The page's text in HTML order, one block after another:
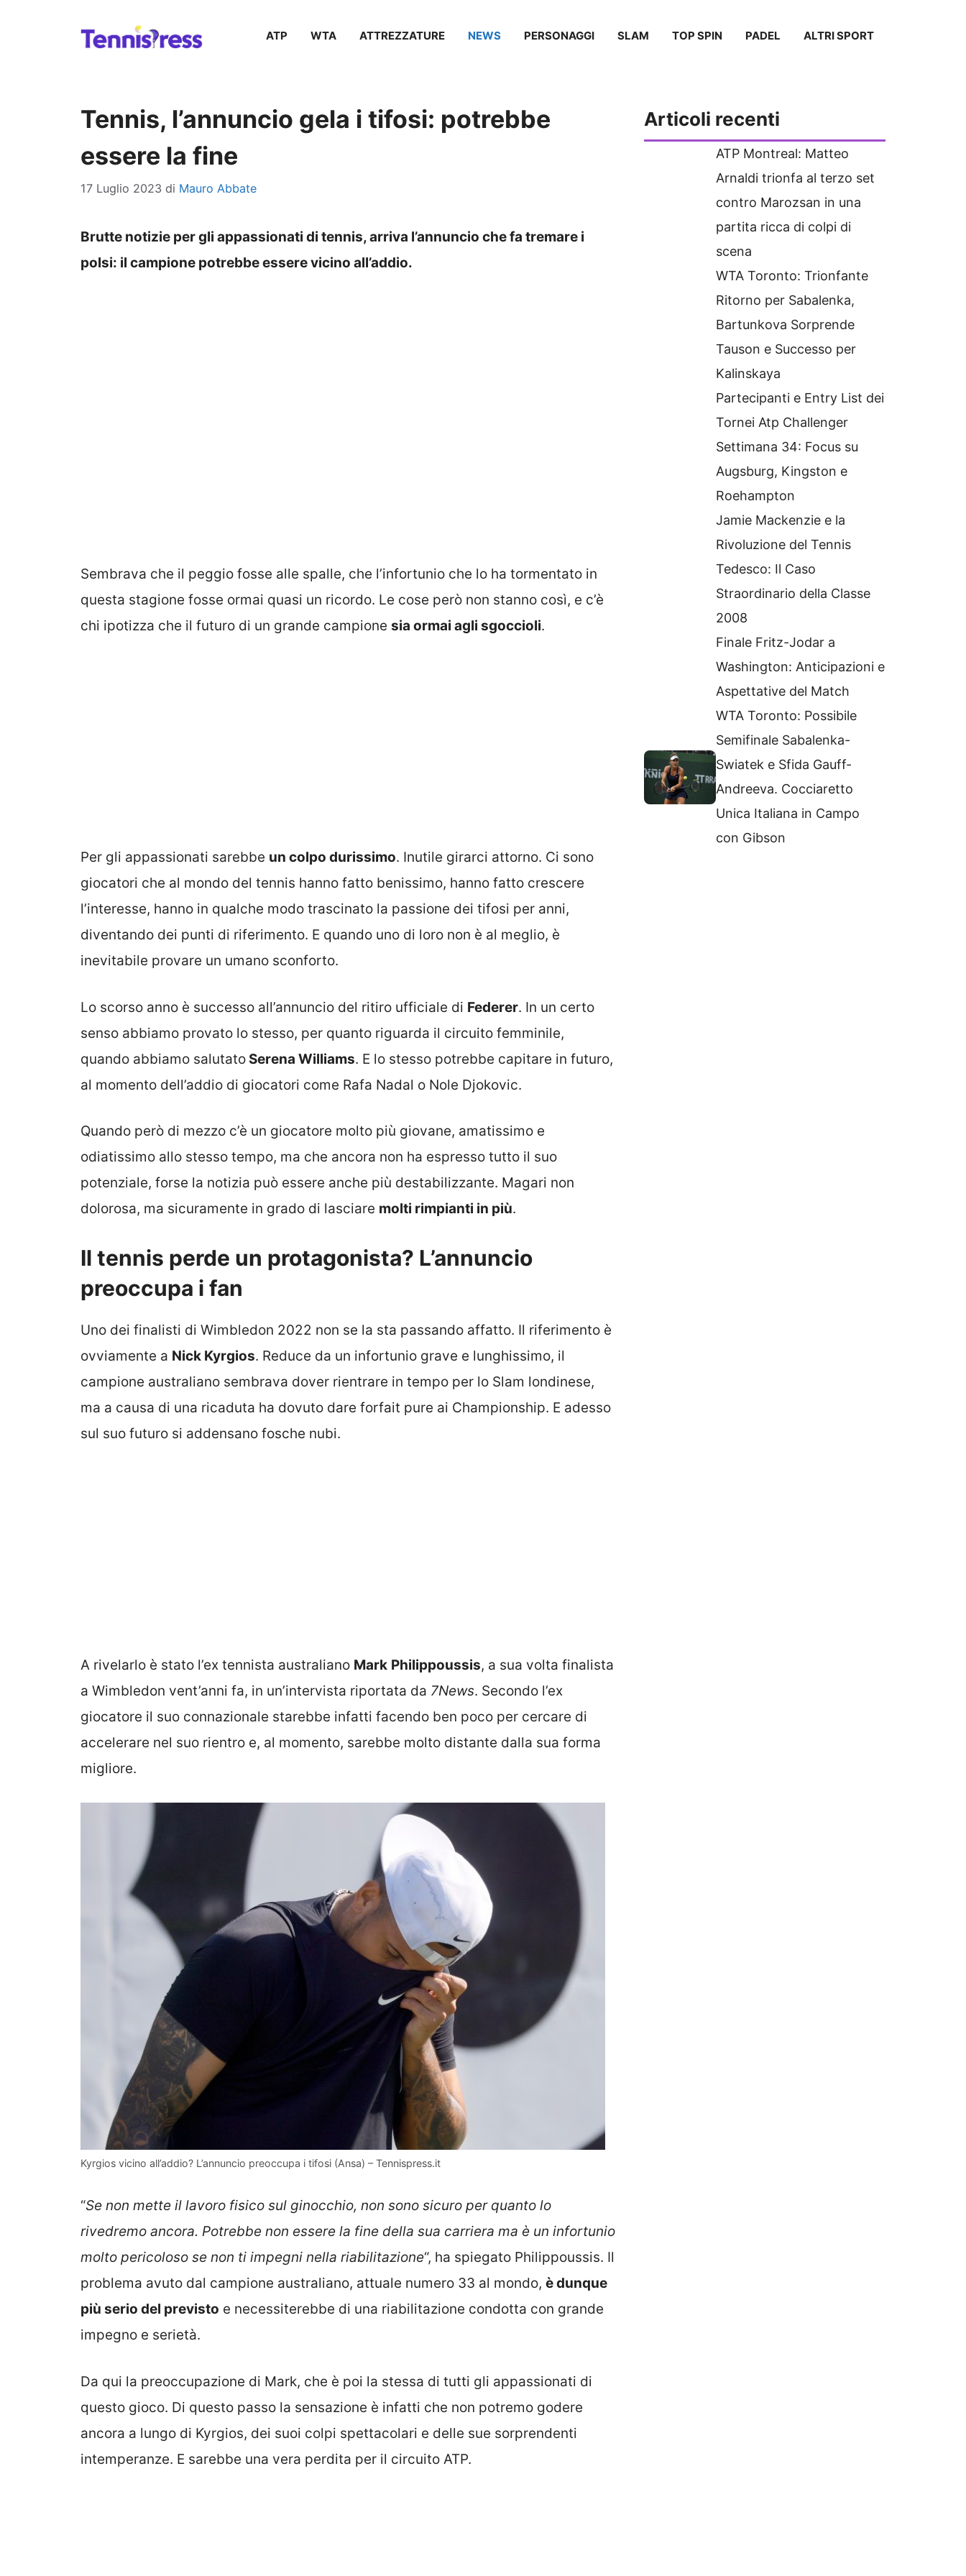
ATP WTA ATTREZZATURE NEWS PERSONAGGI SLAM TOP SPIN PADEL ALTRI SPORT
Tennis, l’annuncio gela i tifosi: potrebbe
essere la fine
17 Luglio 2023 di Mauro Abbate
Brutte notizie per gli appassionati di tennis, arriva l’annuncio che fa tremare i
polsi: il campione potrebbe essere vicino all’addio.
Sembrava che il peggio fosse alle spalle, che l’infortunio che lo ha tormentato in
questa stagione fosse ormai quasi un ricordo. Le cose però non stanno così, e c’è
chi ipotizza che il futuro di un grande campione sia ormai agli sgoccioli.
Per gli appassionati sarebbe un colpo durissimo. Inutile girarci attorno. Ci sono
giocatori che al mondo del tennis hanno fatto benissimo, hanno fatto crescere
l’interesse, hanno in qualche modo trascinato la passione dei tifosi per anni,
diventando dei punti di riferimento. E quando uno di loro non è al meglio, è
inevitabile provare un umano sconforto.
Lo scorso anno è successo all’annuncio del ritiro ufficiale di Federer. In un certo
senso abbiamo provato lo stesso, per quanto riguarda il circuito femminile,
quando abbiamo salutato Serena Williams. E lo stesso potrebbe capitare in futuro,
al momento dell’addio di giocatori come Rafa Nadal o Nole Djokovic.
Quando però di mezzo c’è un giocatore molto più giovane, amatissimo e
odiatissimo allo stesso tempo, ma che ancora non ha espresso tutto il suo
potenziale, forse la notizia può essere anche più destabilizzante. Magari non
dolorosa, ma sicuramente in grado di lasciare molti rimpianti in più.
Il tennis perde un protagonista? L’annuncio
preoccupa i fan
Uno dei finalisti di Wimbledon 2022 non se la sta passando affatto. Il riferimento è
ovviamente a Nick Kyrgios. Reduce da un infortunio grave e lunghissimo, il
campione australiano sembrava dover rientrare in tempo per lo Slam londinese,
ma a causa di una ricaduta ha dovuto dare forfait pure ai Championship. E adesso
sul suo futuro si addensano fosche nubi.
A rivelarlo è stato l’ex tennista australiano Mark Philippoussis, a sua volta finalista
a Wimbledon vent’anni fa, in un’intervista riportata da 7News. Secondo l’ex
giocatore il suo connazionale starebbe infatti facendo ben poco per cercare di
accelerare nel suo rientro e, al momento, sarebbe molto distante dalla sua forma
migliore.
Kyrgios vicino all’addio? L’annuncio preoccupa i tifosi (Ansa) – Tennispress.it
“Se non mette il lavoro fisico sul ginocchio, non sono sicuro per quanto lo
rivedremo ancora. Potrebbe non essere la fine della sua carriera ma è un infortunio
molto pericoloso se non ti impegni nella riabilitazione“, ha spiegato Philippoussis. Il
problema avuto dal campione australiano, attuale numero 33 al mondo, è dunque
più serio del previsto e necessiterebbe di una riabilitazione condotta con grande
impegno e serietà.
Da qui la preoccupazione di Mark, che è poi la stessa di tutti gli appassionati di
questo gioco. Di questo passo la sensazione è infatti che non potremo godere
ancora a lungo di Kyrgios, dei suoi colpi spettacolari e delle sue sorprendenti
intemperanze. E sarebbe una vera perdita per il circuito ATP.
Articoli recenti
ATP Montreal: Matteo
Arnaldi trionfa al terzo set
contro Marozsan in una
partita ricca di colpi di
scena
WTA Toronto: Trionfante
Ritorno per Sabalenka,
Bartunkova Sorprende
Tauson e Successo per
Kalinskaya
Partecipanti e Entry List dei
Tornei Atp Challenger
Settimana 34: Focus su
Augsburg, Kingston e
Roehampton
Jamie Mackenzie e la
Rivoluzione del Tennis
Tedesco: Il Caso
Straordinario della Classe
2008
Finale Fritz-Jodar a
Washington: Anticipazioni e
Aspettative del Match
WTA Toronto: Possibile
Semifinale Sabalenka-
Swiatek e Sfida Gauff-
Andreeva. Cocciaretto
Unica Italiana in Campo
con Gibson